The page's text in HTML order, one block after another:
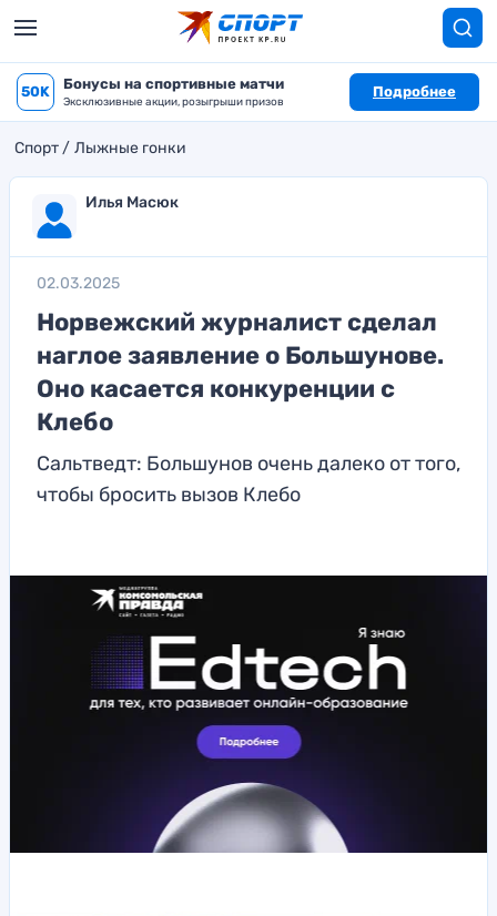
50K Бонусы на спортивные матчи
Эксклюзивные акции, розыгрыши призов
Подробнее
Спорт Лыжные гонки
Илья Масюк
02.03.2025
Норвежский журналист сделал
наглое заявление о Большунове.
Оно касается конкуренции с
Клебо
Сальтведт: Большунов очень далеко от того,
чтобы бросить вызов Клебо